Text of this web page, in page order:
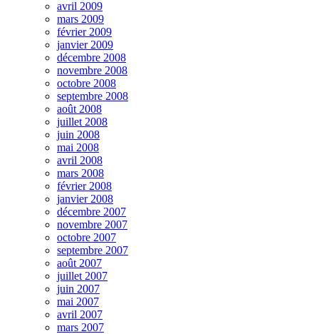
avril 2009
mars 2009
février 2009
janvier 2009
décembre 2008
novembre 2008
octobre 2008
septembre 2008
août 2008
juillet 2008
juin 2008
mai 2008
avril 2008
mars 2008
février 2008
janvier 2008
décembre 2007
novembre 2007
octobre 2007
septembre 2007
août 2007
juillet 2007
juin 2007
mai 2007
avril 2007
mars 2007